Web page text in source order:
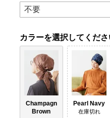
カラー
Champagn
Brown
Pearl Navy
在庫切れ